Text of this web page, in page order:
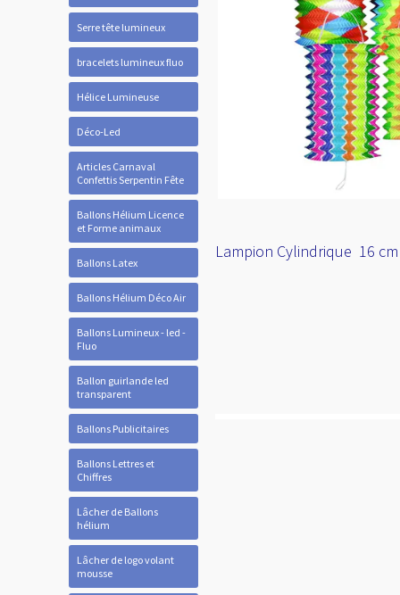
Serre tête lumineux
bracelets lumineux fluo
Hélice Lumineuse
Déco-Led
Articles Carnaval
Confettis Serpentin Fête
Ballons Hélium Licence
et Forme animaux
Ballons Latex
Ballons Hélium Déco Air
Ballons Lumineux - led -
Fluo
Ballon guirlande led
transparent
Ballons Publicitaires
Ballons Lettres et
Chiffres
Lâcher de Ballons
hélium
Lâcher de logo volant
mousse
Lampion Cylindrique 16